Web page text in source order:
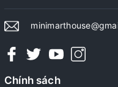
Chính sách